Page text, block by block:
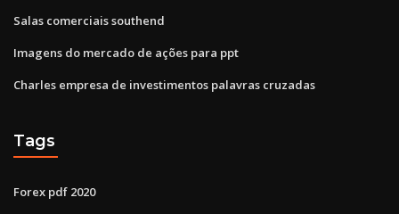
Salas comerciais southend
Imagens do mercado de ações para ppt
Charles empresa de investimentos palavras cruzadas
Tags
Forex pdf 2020